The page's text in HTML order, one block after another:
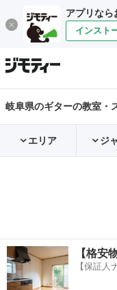
アプリなら
インスト
岐阜県のギターの教室・
エリア ジ
【格安
【保証人